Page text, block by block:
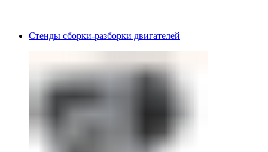
Стенды сборки-разборки двигателей